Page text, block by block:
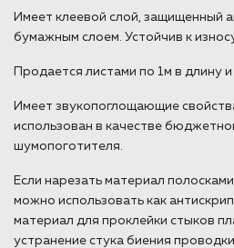
Имеет клеевой слой, защищенный
бумажным слоем. Устойчив к
Продается листами по 1м в длину
Имеет звукопоглощающие
использован в качестве
шумопоготителя.
Если нарезать материал
можно использовать как
материал для проклейки стыков
устранение стука биения проводки